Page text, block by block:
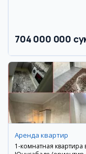
704 000 000
Аренда квартир
1-комнатная квартира